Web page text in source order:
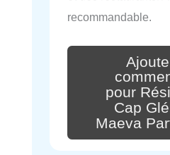
recommandable.
pour
Cap
Maeva